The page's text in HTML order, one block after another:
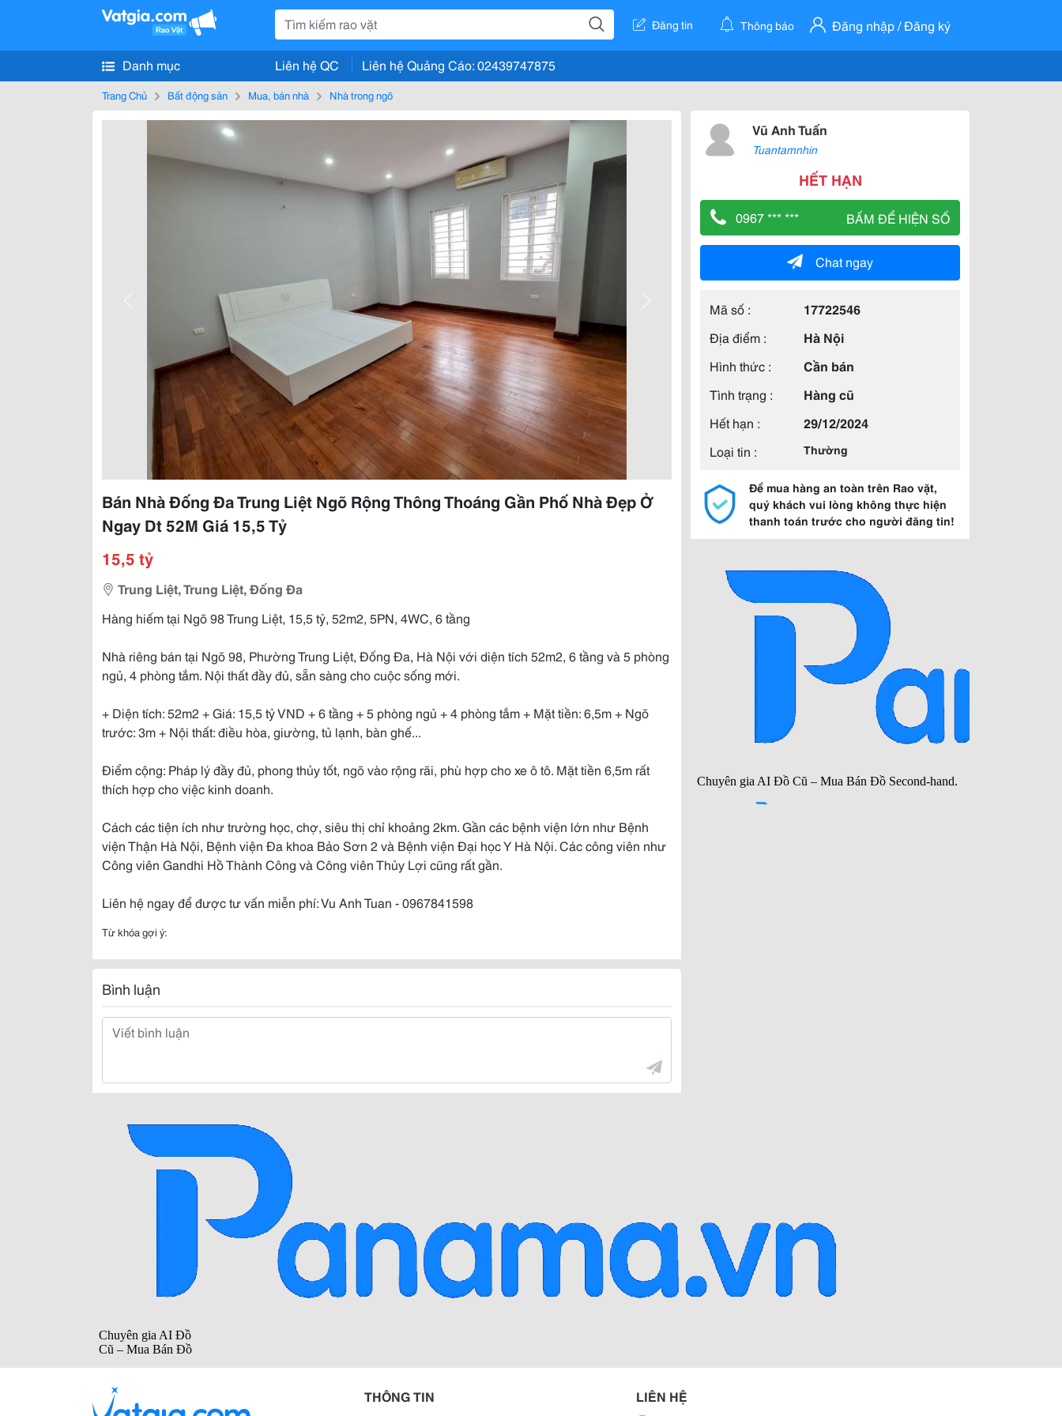
Đăng tin Thông báo Đăng nhập / Đăng ký
Danh mục Liên hệ QC Liên hệ Quảng Cáo: 02439747875
Trang Chủ Bất động sản Mua, bán nhà Nhà trong ngõ
Bán Nhà Đống Đa Trung Liệt Ngõ Rộng Thông Thoáng Gần Phố Nhà Đẹp Ở
Ngay Dt 52M Giá 15,5 Tỷ
15,5 tỷ
Trung Liệt, Trung Liệt, Đống Đa
Hàng hiếm tại Ngõ 98 Trung Liệt, 15,5 tỷ, 52m2, 5PN, 4WC, 6 tầng
Nhà riêng bán tại Ngõ 98, Phường Trung Liệt, Đống Đa, Hà Nội với diện tích 52m2, 6 tầng và 5 phòng
ngủ, 4 phòng tắm. Nội thất đầy đủ, sẵn sàng cho cuộc sống mới.
+ Diện tích: 52m2 + Giá: 15,5 tỷ VND + 6 tầng + 5 phòng ngủ + 4 phòng tắm + Mặt tiền: 6,5m + Ngõ
trước: 3m + Nội thất: điều hòa, giường, tủ lạnh, bàn ghế...
Điểm cộng: Pháp lý đầy đủ, phong thủy tốt, ngõ vào rộng rãi, phù hợp cho xe ô tô. Mặt tiền 6,5m rất
thích hợp cho việc kinh doanh.
Cách các tiện ích như trường học, chợ, siêu thị chỉ khoảng 2km. Gần các bệnh viện lớn như Bệnh
viện Thận Hà Nội, Bệnh viện Đa khoa Bảo Sơn 2 và Bệnh viện Đại học Y Hà Nội. Các công viên như
Công viên Gandhi Hồ Thành Công và Công viên Thủy Lợi cũng rất gần.
Liên hệ ngay để được tư vấn miễn phí: Vu Anh Tuan - 0967841598
Từ khóa gợi ý:
Bình luận
Vũ Anh Tuấn
Tuantamnhin
HẾT HẠN
0967 *** *** BẤM ĐỂ HIỆN SỐ
Chat ngay
Mã số :
17722546
Địa điểm :
Hà Nội
Hình thức :
Cần bán
Tình trạng :
Hàng cũ
Hết hạn :
29/12/2024
Loại tin :
Thường
Để mua hàng an toàn trên Rao vặt,
quý khách vui lòng không thực hiện
thanh toán trước cho người đăng tin!
THÔNG TIN LIÊN HỆ